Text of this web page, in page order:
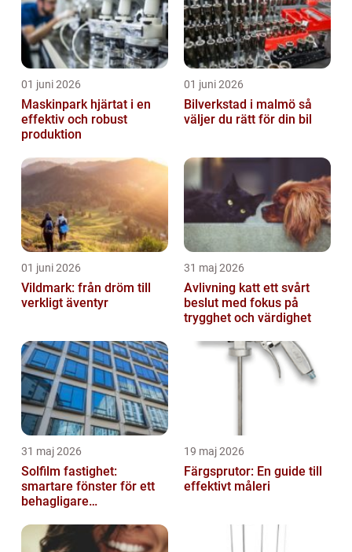
01 juni 2026
Maskinpark hjärtat i en
effektiv och robust
produktion
01 juni 2026
Bilverkstad i malmö så
väljer du rätt för din bil
01 juni 2026
Vildmark: från dröm till
verkligt äventyr
31 maj 2026
Avlivning katt ett svårt
beslut med fokus på
trygghet och värdighet
31 maj 2026
Solfilm fastighet:
smartare fönster för ett
behagligare
19 maj 2026
Färgsprutor: En guide till
effektivt måleri